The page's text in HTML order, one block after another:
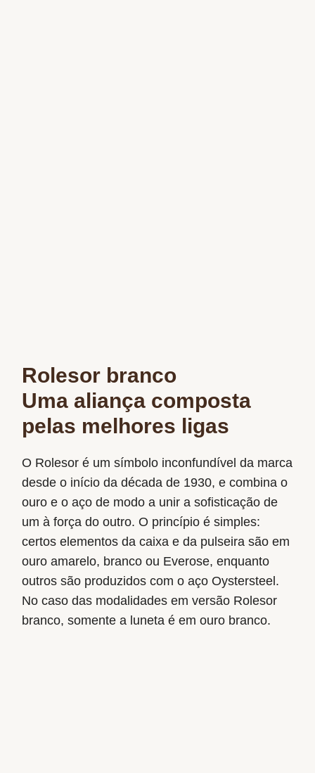
Rolesor branco
Uma aliança composta
pelas melhores ligas
O Rolesor é um símbolo inconfundível da marca
desde o início da década de 1930, e combina o
ouro e o aço de modo a unir a sofisticação de
um à força do outro. O princípio é simples:
certos elementos da caixa e da pulseira são em
ouro amarelo, branco ou Everose, enquanto
outros são produzidos com o aço Oystersteel.
No caso das modalidades em versão Rolesor
branco, somente a luneta é em ouro branco.